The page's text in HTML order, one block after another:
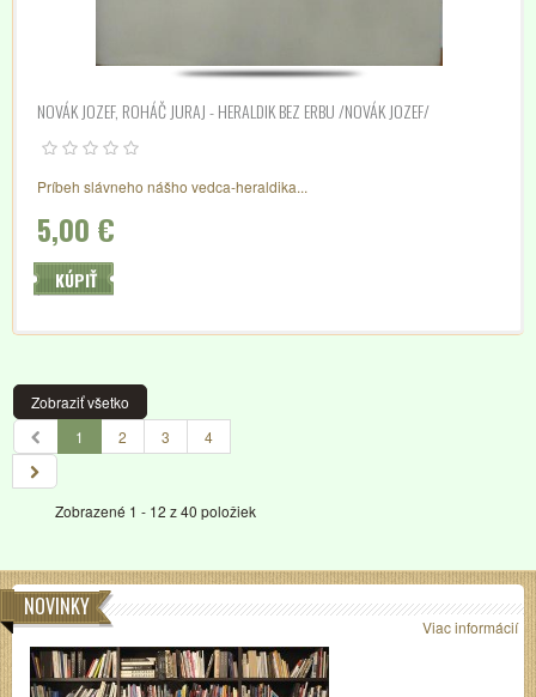
NOVÁK JOZEF, ROHÁČ JURAJ - HERALDIK BEZ ERBU /NOVÁK JOZEF/
Príbeh slávneho nášho vedca-heraldika...
5,00 €
KÚPIŤ
Zobraziť všetko
1
2 3 4
Zobrazené 1 - 12 z 40 položiek
NOVINKY
Viac informácií